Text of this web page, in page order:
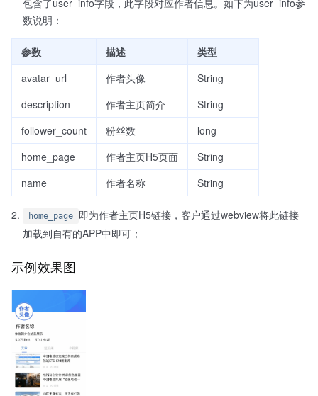
包含了user_info字段，此字段对应作者信息。如下为user_info参
数说明：
参数 描述
类型
avatar_url
作者头像
String
description
作者主页简介
String
follower_count
粉丝数
long
home_page
作者主页H5页面
String
name
作者名称 String
home_page
即为作者主页H5链接，客户通过webview将此链接
加载到自有的APP中即可；
示例效果图